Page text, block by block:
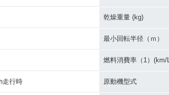
1978年 Super Cub
ーチェンジ
乾燥重量 (kg)
最小回転半径（ｍ）
燃料消費率（1）(km/
走行時 原動機型式